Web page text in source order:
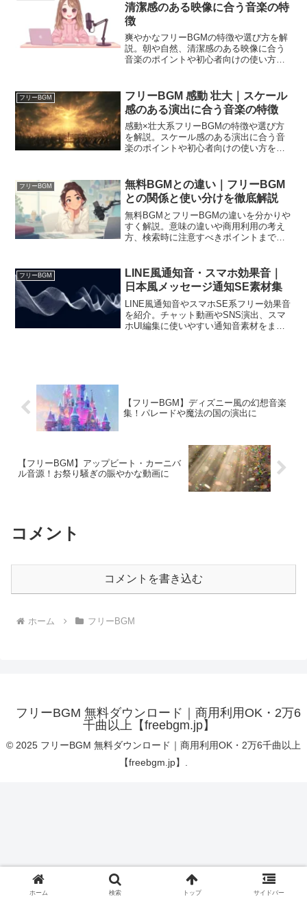
清潔感のある映像に合う音楽の特
徴
爽やかなフリーBGMの特徴や選び方を解
説。朝や自然、清潔感のある映像に合う
音楽のポイントや初心者向けの使い方を
フリーBGM
フリーBGM 感動 壮大｜スケール
感のある演出に合う音楽の特徴
感動×壮大系フリーBGMの特徴や選び方
を解説。スケール感のある演出に合う音
楽のポイントや初心者向けの使い方をま
フリーBGM
無料BGMとの違い｜フリーBGM
との関係と使い分けを徹底解説
無料BGMとフリーBGMの違いを分かりや
すく解説。意味の違いや商用利用の考え
方、検索時に注意すべきポイントまで初
フリーBGM
LINE風通知音・スマホ効果音｜
日本風メッセージ通知SE素材集
LINE風通知音やスマホSE系フリー効果音
を紹介。チャット動画やSNS演出、スマ
ホUI編集に使いやすい通知音素材をまと
【フリーBGM】ディズニー風の幻想音楽
集！パレードや魔法の国の演出に
【フリーBGM】アップビート・カーニバ
ル音源！お祭り騒ぎの賑やかな動画に
コメント
コメントを書き込む
ホーム フリーBGM
フリーBGM 無料ダウンロード｜商用利用OK・2万6
千曲以上【freebgm.jp】
© 2025 フリーBGM 無料ダウンロード｜商用利用OK・2万6千曲以上
【freebgm.jp】.
ホーム 検索 トップ サイドバー